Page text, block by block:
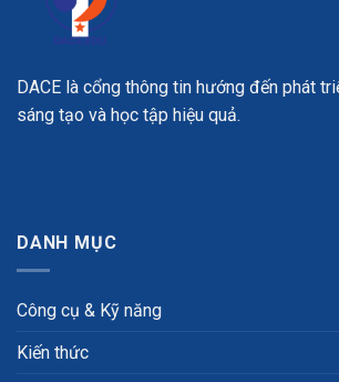
DACE là cổng thông tin hướng đến phát
sáng tạo và học tập hiệu quả.
DANH MỤC
Công cụ & Kỹ năng
Kiến thức